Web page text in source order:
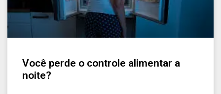
Você perde o controle alimentar a
noite?